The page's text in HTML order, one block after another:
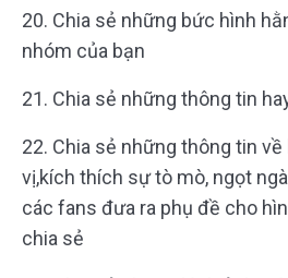
20. Chia sẻ những bức hình
nhóm của bạn
21. Chia sẻ những thông tin
22. Chia sẻ những thông tin
vị,kích thích sự tò mò, ngọt
các fans đưa ra phụ đề cho
chia sẻ